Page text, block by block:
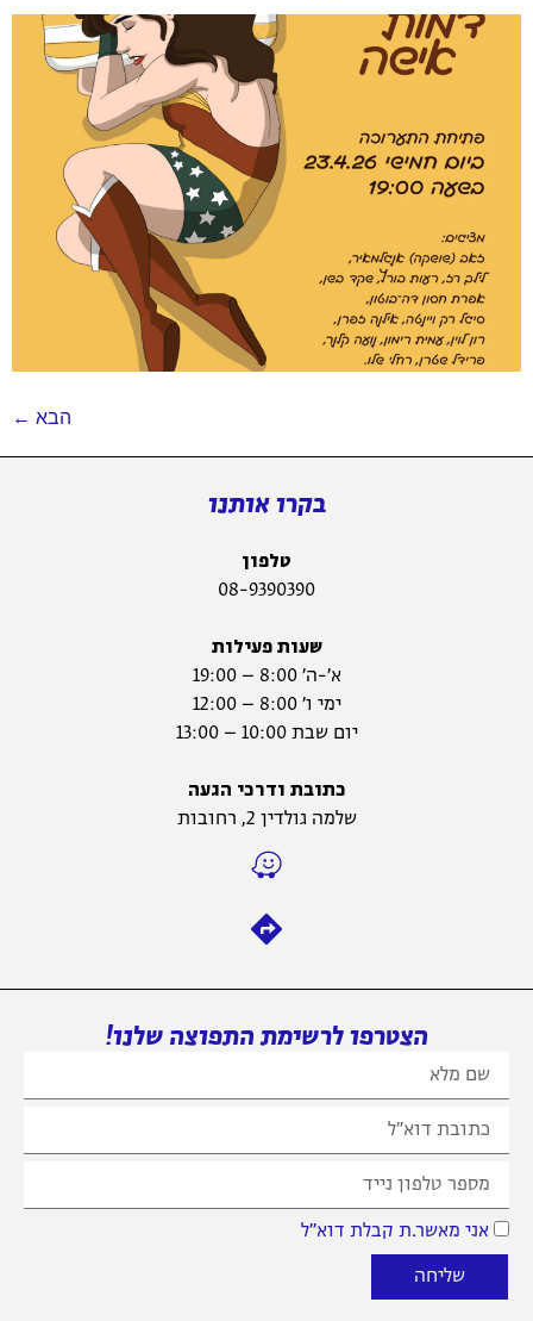
הבא ←
בקרו אותנו
טלפון
08-9390390
שעות פעילות
א׳-ה׳ 8:00 – 19:00
ימי ו׳ 8:00 – 12:00
יום שבת 10:00 – 13:00
כתובת ודרכי הגעה
שלמה גולדין 2, רחובות
הצטרפו לרשימת התפוצה שלנו!
אני מאשר.ת קבלת דוא״ל
שליחה